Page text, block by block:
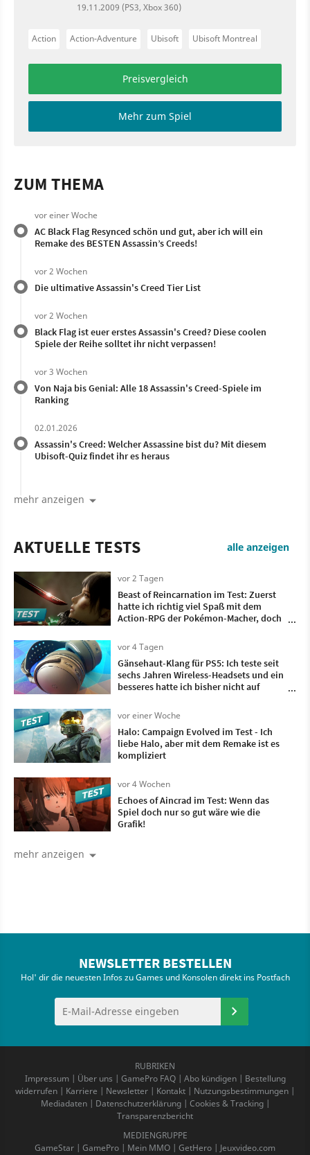
19.11.2009 (PS3, Xbox 360)
Action Action-Adventure Ubisoft Ubisoft Montreal
Preisvergleich
Mehr zum Spiel
ZUM THEMA
vor einer Woche
AC Black Flag Resynced schön und gut, aber ich will ein
Remake des BESTEN Assassin’s Creeds!
vor 2 Wochen
Die ultimative Assassin's Creed Tier List
vor 2 Wochen
Black Flag ist euer erstes Assassin's Creed? Diese coolen
Spiele der Reihe solltet ihr nicht verpassen!
vor 3 Wochen
Von Naja bis Genial: Alle 18 Assassin's Creed-Spiele im
Ranking
02.01.2026
Assassin's Creed: Welcher Assassine bist du? Mit diesem
Ubisoft-Quiz findet ihr es heraus
mehr anzeigen
AKTUELLE TESTS alle anzeigen
vor 2 Tagen
Beast of Reincarnation im Test: Zuerst
hatte ich richtig viel Spaß mit dem
Action-RPG der Pokémon-Macher, doch
vorbei ist
vor 4 Tagen
Gänsehaut-Klang für PS5: Ich teste seit
sechs Jahren Wireless-Headsets und ein
besseres hatte ich bisher nicht auf
vor einer Woche
Halo: Campaign Evolved im Test - Ich
liebe Halo, aber mit dem Remake ist es
kompliziert
vor 4 Wochen
Echoes of Aincrad im Test: Wenn das
Spiel doch nur so gut wäre wie die
Grafik!
mehr anzeigen
NEWSLETTER BESTELLEN
Hol' dir die neuesten Infos zu Games und Konsolen direkt ins Postfach
RUBRIKEN
Impressum| Über uns | GamePro FAQ| Abo kündigen| Bestellung
widerrufen | Karriere | Newsletter | Kontakt | Nutzungsbestimmungen |
Mediadaten| Datenschutzerklärung| Cookies & Tracking|
Transparenzbericht
MEDIENGRUPPE
GameStar | GamePro | Mein MMO | GetHero | Jeuxvideo.com